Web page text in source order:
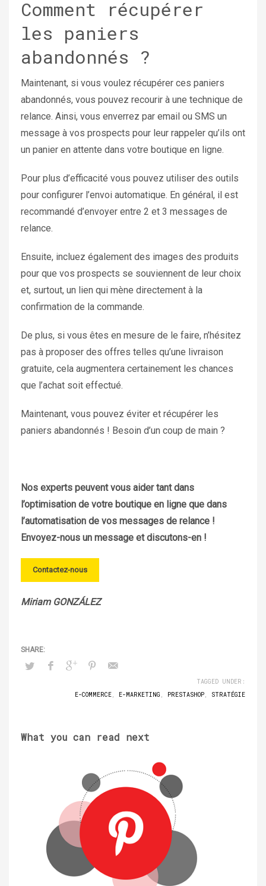
Comment récupérer
les paniers
abandonnés ?
Maintenant, si vous voulez récupérer ces paniers
abandonnés, vous pouvez recourir à une technique de
relance. Ainsi, vous enverrez par email ou SMS un
message à vos prospects pour leur rappeler qu’ils ont
un panier en attente dans votre boutique en ligne.
Pour plus d’efficacité vous pouvez utiliser des outils
pour configurer l’envoi automatique. En général, il est
recommandé d’envoyer entre 2 et 3 messages de
relance.
Ensuite, incluez également des images des produits
pour que vos prospects se souviennent de leur choix
et, surtout, un lien qui mène directement à la
confirmation de la commande.
De plus, si vous êtes en mesure de le faire, n’hésitez
pas à proposer des offres telles qu’une livraison
gratuite, cela augmentera certainement les chances
que l’achat soit effectué.
Maintenant, vous pouvez éviter et récupérer les
paniers abandonnés ! Besoin d’un coup de main ?
Nos experts peuvent vous aider tant dans
l’optimisation de votre boutique en ligne que dans
l’automatisation de vos messages de relance !
Envoyez-nous un message et discutons-en !
Contactez-nous
Miriam GONZÁLEZ
TAGGED UNDER:
E-COMMERCE, E-MARKETING , PRESTASHOP, STRATÉGIE
What you can read next